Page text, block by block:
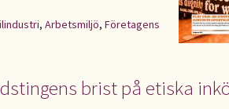
, Arbetsmiljö, Företagens
brist på etiska